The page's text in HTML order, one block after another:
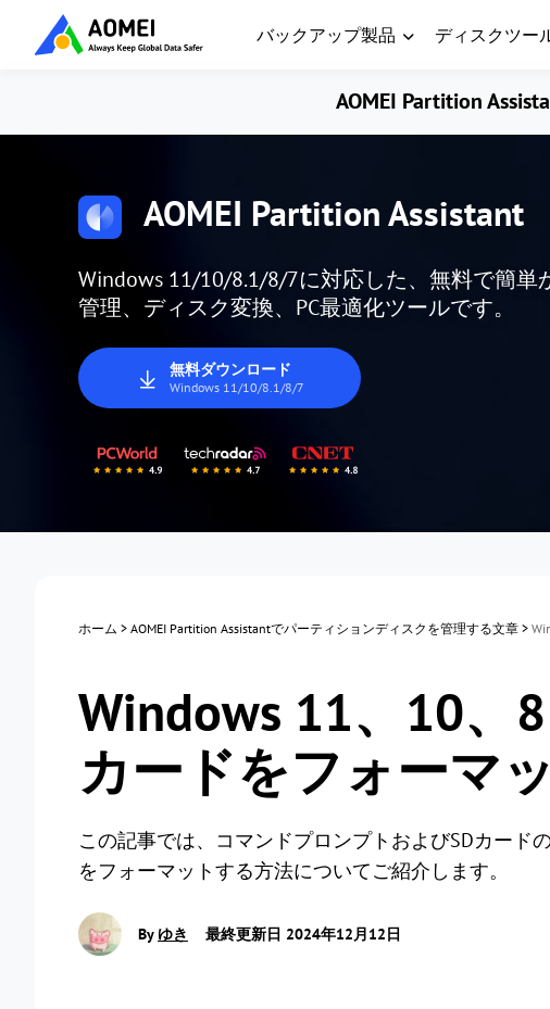
バックアップ製品 ディスクツー
AOMEI Partition
AOMEI Partition Assistant
Windows 11/10/8.1/8/7に対応した、無料で簡単
管理、ディスク変換、PC最適化ツールです。
無料ダウンロード
Windows 11/10/8.1/8/7
ホーム > AOMEI Partition Assistantでパーティションディスクを管理する文章 >
Windows 11、10、
カードをフォーマ
この記事では、コマンドプロンプトおよびSDカード
をフォーマットする方法についてご紹介します。
By ゆき 最終更新日 2024年12月12日